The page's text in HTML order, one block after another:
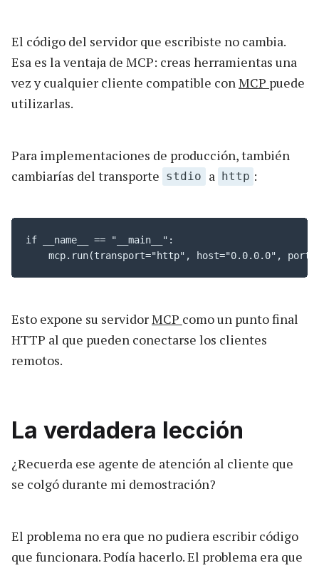
El código del servidor que escribiste no cambia.
Esa es la ventaja de MCP: creas herramientas una
vez y cualquier cliente compatible con MCP puede
utilizarlas.
Para implementaciones de producción, también
cambiarías del transporte stdio a http :
if __name__ == "__main__":
mcp.run(transport="http", host="0.0.0.0",
Esto expone su servidorMCP como un punto final
HTTP al que pueden conectarse los clientes
remotos.
La verdadera lección
¿Recuerda ese agente de atención al cliente que
se colgó durante mi demostración?
El problema no era que no pudiera escribir código
que funcionara. Podía hacerlo. El problema era que